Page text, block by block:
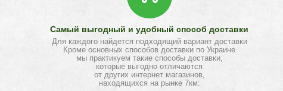
Самый выгодный и удобный способ доставки
Для каждого найдется подходящий вариант доставки
Кроме основных способов доставки по Украине
мы практикуем такие способы доставки,
которые выгодно отличаются
от других интернет магазинов,
находящихся на рынке 7км: